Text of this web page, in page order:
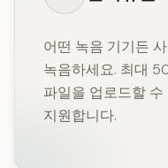
어떤 녹음 기기든
녹음하세요. 최대
파일을 업로드할
지원합니다.